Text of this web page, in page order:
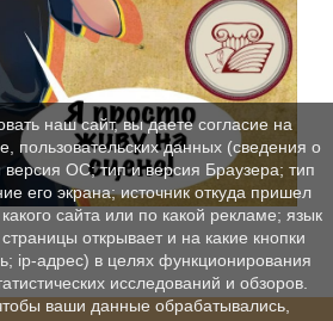
наш сайт, вы даете согласие на
пользовательских данных (сведения о
ОС; тип и версия Браузера; тип
его экрана; источник откуда пришел
сайта или по какой рекламе; язык
открывает и на какие кнопки
ip-адрес) в целях функционирования
исследований и обзоров.
ваши данные обрабатывались,